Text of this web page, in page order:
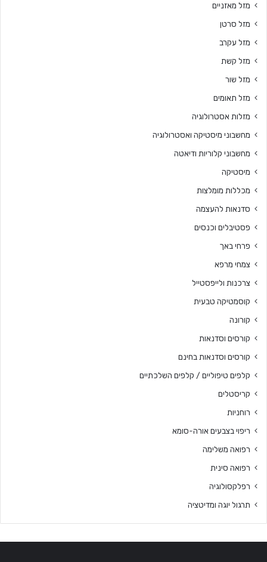
מזל מאזניים
מזל סרטן
מזל עקרב
מזל קשת
מזל שור
מזל תאומים
מזלות אסטרולוגיה
מחשבוני מיסטיקה ואסטרולוגיה
מחשבוני קלוריות ודיאטה
מיסטיקה
מכללות מומלצות
סדנאות להעצמה
פסטיבלים וכנסים
פרחי באך
צמחי מרפא
צרכנות ולייפסטייל
קוסמטיקה טבעית
קורונה
קורסים וסדנאות
קורסים וסדנאות בחינם
קלפים טיפוליים / קלפים השלכתיים
קריסטלים
רוחניות
ריפוי בצבעים אורה-סומא
רפואה משלימה
רפואה סינית
רפלקסולוגיה
תרגול יוגה ומדיטציה